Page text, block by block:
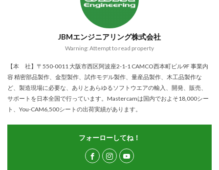
JBMエンジニアリング株式会社
Warning: Attempt to read property
【本 社】〒550-0011 大阪市西区阿波座2-1-1 CAMCO西本町ビル9F 事業内
容 精密部品製作、金型製作、試作モデル製作、量産品製作、木工品製作な
ど、製造現場に必要な、ありとあらゆるソフトウエアの輸入、開発、販売、
サポートを日本全国で行っています。Mastercamは国内でおよそ18,000シー
ト、You-CAM6,500シートの出荷実績があります。
フォーローしてね！